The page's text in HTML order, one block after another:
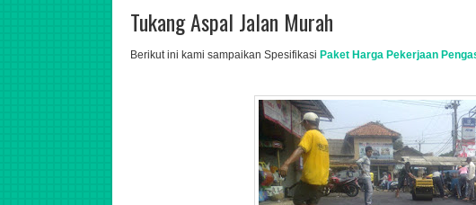
Tukang Aspal Jalan Murah
Berikut ini kami sampaikan Spesifikasi Paket Harga Pekerjaan